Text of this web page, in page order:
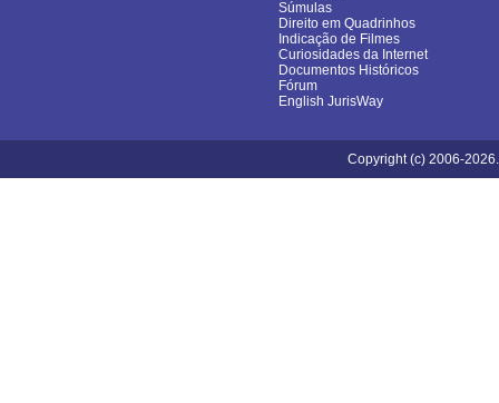
Súmulas
Direito em Quadrinhos
Indicação de Filmes
Curiosidades da Internet
Documentos Históricos
Fórum
English JurisWay
Copyright (c) 2006-